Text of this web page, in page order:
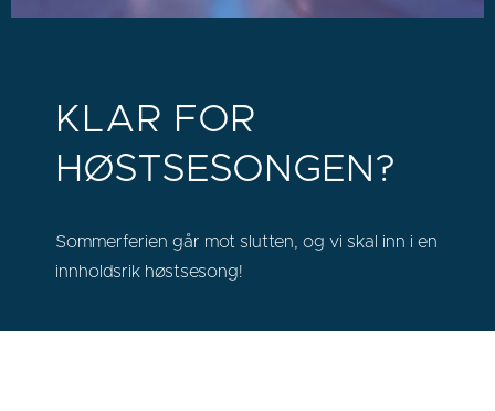
KLAR FOR
HØSTSESONGEN?
Sommerferien går mot slutten, og vi skal inn i en
innholdsrik høstsesong!